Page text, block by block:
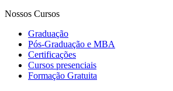
Nossos Cursos
Graduação
Pós-Graduação e MBA
Certificações
Cursos presenciais
Formação Gratuita